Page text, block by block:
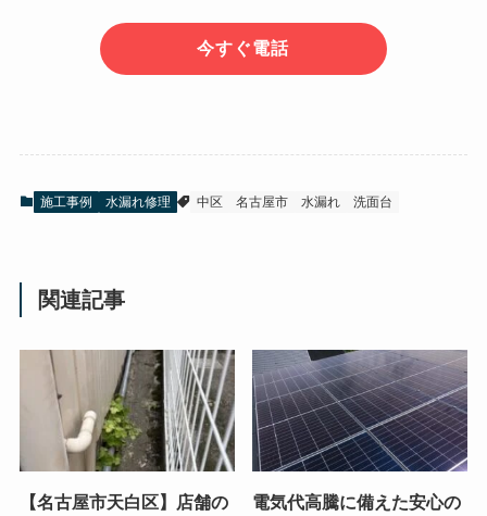
今すぐ電話
施工事例 水漏れ修理 中区 名古屋市 水漏れ 洗面台
関連記事
【名古屋市天白区】店舗の
電気代高騰に備えた安心の